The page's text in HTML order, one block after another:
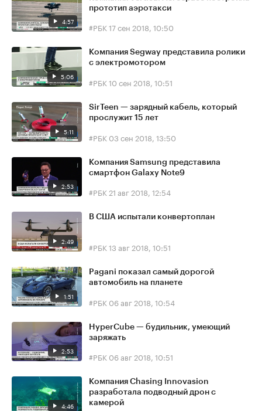
4:57
прототип аэротакси
#РБК17 сен 2018, 10:50
5:06
Компания Segway представила ролики
с электромотором
#РБК10 сен 2018, 10:51
5:11
SirTeen — зарядный кабель, который
прослужит 15 лет
#РБК 03 сен 2018, 13:50
2:53
Компания Samsung представила
смартфон Galaxy Note9
#РБК 21 авг 2018, 12:54
2:49
В США испытали конвертоплан
#РБК13 авг 2018, 10:51
1:51
Pagani показал самый дорогой
автомобиль на планете
#РБК 06 авг 2018, 10:54
2:53
HyperCube — будильник, умеющий
заряжать
#РБК 06 авг 2018, 10:51
4:46
Компания Chasing Innovasion
разработала подводный дрон с
камерой